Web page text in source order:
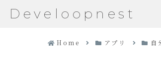
Develoopnest
Home アプリ